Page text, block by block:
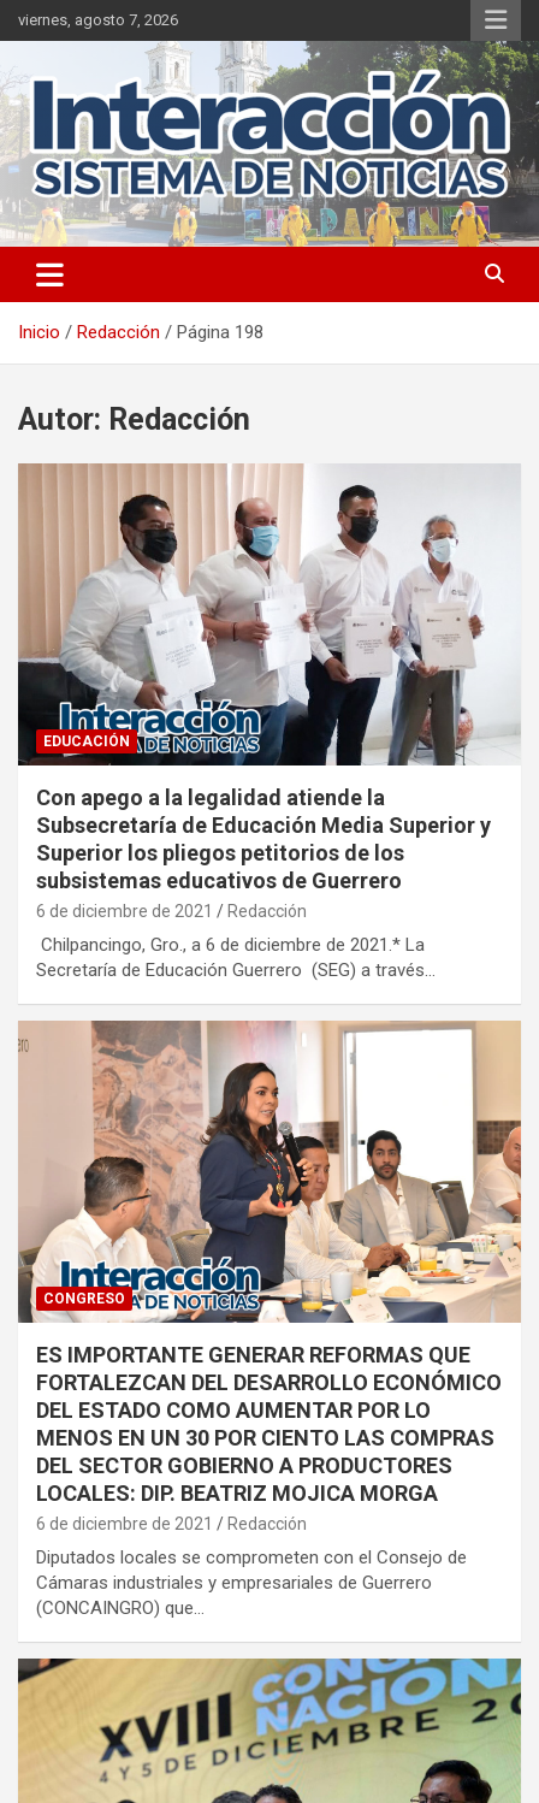
Saltar
al
viernes, agosto 7, 2026
Inicio Redacción Página 198
Autor: Redacción
EDUCACIÓN
Con apego a la legalidad atiende la
Subsecretaría de Educación Media Superior y
Superior los pliegos petitorios de los
subsistemas educativos de Guerrero
6 de diciembre de 2021 Redacción
Chilpancingo, Gro., a 6 de diciembre de 2021.* La
Secretaría de Educación Guerrero (SEG) a través…
CONGRESO
ES IMPORTANTE GENERAR REFORMAS QUE
FORTALEZCAN DEL DESARROLLO ECONÓMICO
DEL ESTADO COMO AUMENTAR POR LO
MENOS EN UN 30 POR CIENTO LAS COMPRAS
DEL SECTOR GOBIERNO A PRODUCTORES
LOCALES: DIP. BEATRIZ MOJICA MORGA
6 de diciembre de 2021 Redacción
Diputados locales se comprometen con el Consejo de
Cámaras industriales y empresariales de Guerrero
(CONCAINGRO) que…